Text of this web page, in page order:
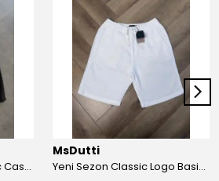
Yeni Sezon Classic Basic Casual Keten Şort
MsDutti
Yeni Sezon Classic Logo Basic Casual Keten Şort